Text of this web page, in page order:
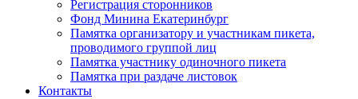
Регистрация сторонников
Фонд Минина Екатеринбург
Памятка организатору и участникам пикета,
проводимого группой лиц
Памятка участнику одиночного пикета
Памятка при раздаче листовок
Контакты